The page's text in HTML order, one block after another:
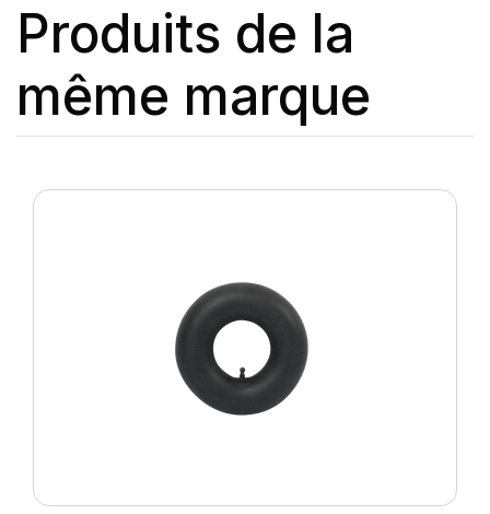
Produits de la
même marque